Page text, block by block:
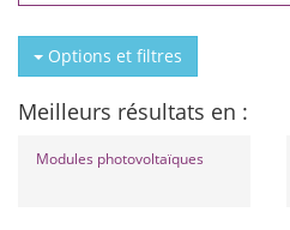
Options et filtres
Meilleurs résultats en :
Modules photovoltaïques